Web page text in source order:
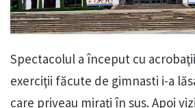
Spectacolul a început cu
exerciţii făcute de gimnasti i-a
care priveau miraţi în sus. Apoi